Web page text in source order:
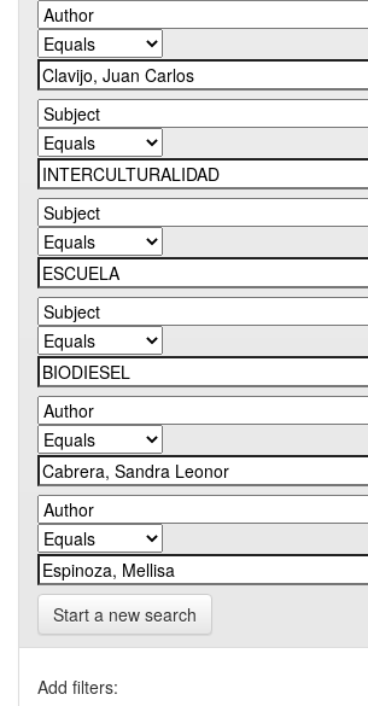
Start a new search
Add filters: